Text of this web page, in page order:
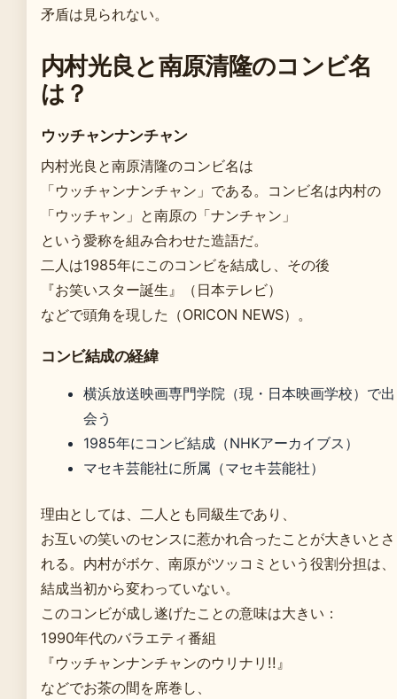
矛盾は見られない。
内村光良と南原清隆のコンビ名
は？
ウッチャンナンチャン
内村光良と南原清隆のコンビ名は
「ウッチャンナンチャン」である。コンビ名は内村の
「ウッチャン」と南原の「ナンチャン」
という愛称を組み合わせた造語だ。
二人は1985年にこのコンビを結成し、その後
『お笑いスター誕生』（日本テレビ）
などで頭角を現した（ORICON NEWS）。
コンビ結成の経緯
横浜放送映画専門学院（現・日本映画学校）で出
会う
1985年にコンビ結成（NHKアーカイブス）
マセキ芸能社に所属（マセキ芸能社）
理由としては、二人とも同級生であり、
お互いの笑いのセンスに惹かれ合ったことが大きいとさ
れる。内村がボケ、南原がツッコミという役割分担は、
結成当初から変わっていない。
このコンビが成し遂げたことの意味は大きい：
1990年代のバラエティ番組
『ウッチャンナンチャンのウリナリ!!』
などでお茶の間を席巻し、